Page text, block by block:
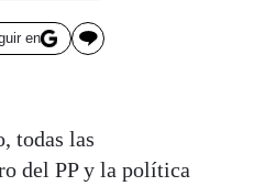
en
todas las
del PP y la política